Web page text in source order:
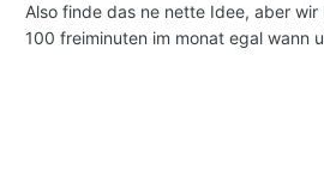
Also finde das ne nette Idee, aber
100 freiminuten im monat egal wann